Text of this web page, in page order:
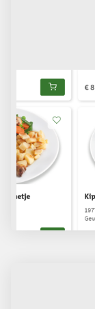
Zodra u
klikken om
Uw
eenvoudig